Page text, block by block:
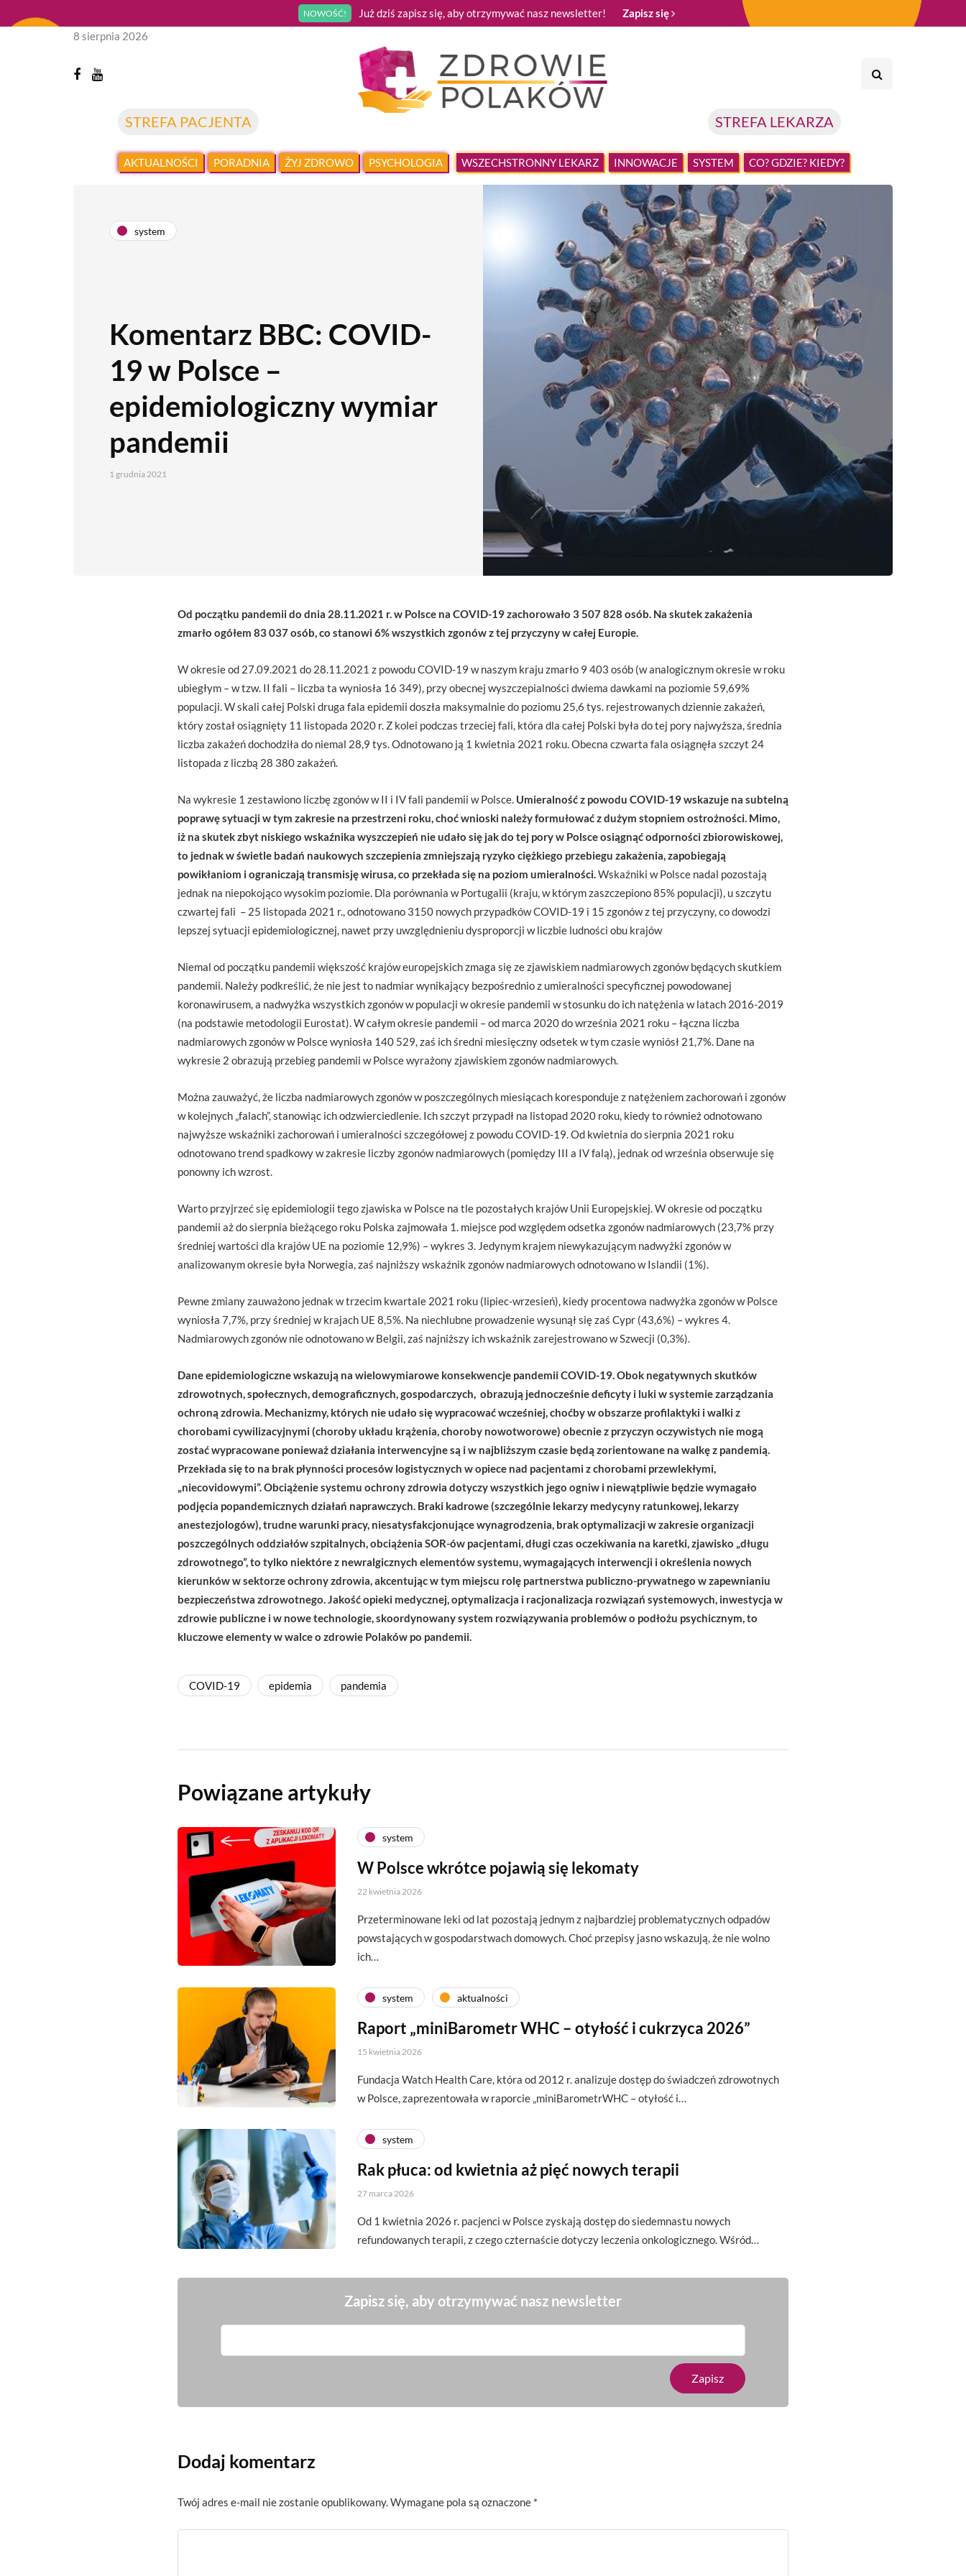
NOWOŚĆ! Już dziś zapisz się, aby otrzymywać nasz newsletter! Zapisz się
STREFA PACJENTA STREFA LEKARZA
8 sierpnia 2026
AKTUALNOŚCI PORADNIA ŻYJ ZDROWO PSYCHOLOGIA WSZECHSTRONNY LEKARZ INNOWACJE SYSTEM CO? GDZIE? KIEDY?
system
Komentarz BBC: COVID-
19 w Polsce –
epidemiologiczny wymiar
pandemii
1 grudnia 2021
Od początku pandemii do dnia 28.11.2021 r. w Polsce na COVID-19 zachorowało 3 507 828 osób. Na skutek zakażenia
zmarło ogółem 83 037 osób, co stanowi 6% wszystkich zgonów z tej przyczyny w całej Europie.
W okresie od 27.09.2021 do 28.11.2021 z powodu COVID-19 w naszym kraju zmarło 9 403 osób (w analogicznym okresie w roku
ubiegłym – w tzw. II fali – liczba ta wyniosła 16 349), przy obecnej wyszczepialności dwiema dawkami na poziomie 59,69%
populacji. W skali całej Polski druga fala epidemii doszła maksymalnie do poziomu 25,6 tys. rejestrowanych dziennie zakażeń,
który został osiągnięty 11 listopada 2020 r. Z kolei podczas trzeciej fali, która dla całej Polski była do tej pory najwyższa, średnia
liczba zakażeń dochodziła do niemal 28,9 tys. Odnotowano ją 1 kwietnia 2021 roku. Obecna czwarta fala osiągnęła szczyt 24
listopada z liczbą 28 380 zakażeń.
Na wykresie 1 zestawiono liczbę zgonów w II i IV fali pandemii w Polsce. Umieralność z powodu COVID-19 wskazuje na subtelną
poprawę sytuacji w tym zakresie na przestrzeni roku, choć wnioski należy formułować z dużym stopniem ostrożności. Mimo,
iż na skutek zbyt niskiego wskaźnika wyszczepień nie udało się jak do tej pory w Polsce osiągnąć odporności zbiorowiskowej,
to jednak w świetle badań naukowych szczepienia zmniejszają ryzyko ciężkiego przebiegu zakażenia, zapobiegają
powikłaniom i ograniczają transmisję wirusa, co przekłada się na poziom umieralności.Wskaźniki w Polsce nadal pozostają
jednak na niepokojąco wysokim poziomie. Dla porównania w Portugalii (kraju, w którym zaszczepiono 85% populacji), u szczytu
czwartej fali – 25 listopada 2021 r., odnotowano 3150 nowych przypadków COVID-19 i 15 zgonów z tej przyczyny, co dowodzi
lepszej sytuacji epidemiologicznej, nawet przy uwzględnieniu dysproporcji w liczbie ludności obu krajów
Niemal od początku pandemii większość krajów europejskich zmaga się ze zjawiskiem nadmiarowych zgonów będących skutkiem
pandemii. Należy podkreślić, że nie jest to nadmiar wynikający bezpośrednio z umieralności specyficznej powodowanej
koronawirusem, a nadwyżka wszystkich zgonów w populacji w okresie pandemii w stosunku do ich natężenia w latach 2016-2019
(na podstawie metodologii Eurostat). W całym okresie pandemii – od marca 2020 do września 2021 roku – łączna liczba
nadmiarowych zgonów w Polsce wyniosła 140 529, zaś ich średni miesięczny odsetek w tym czasie wyniósł 21,7%. Dane na
wykresie 2 obrazują przebieg pandemii w Polsce wyrażony zjawiskiem zgonów nadmiarowych.
Można zauważyć, że liczba nadmiarowych zgonów w poszczególnych miesiącach koresponduje z natężeniem zachorowań i zgonów
w kolejnych „falach”, stanowiąc ich odzwierciedlenie. Ich szczyt przypadł na listopad 2020 roku, kiedy to również odnotowano
najwyższe wskaźniki zachorowań i umieralności szczegółowej z powodu COVID-19. Od kwietnia do sierpnia 2021 roku
odnotowano trend spadkowy w zakresie liczby zgonów nadmiarowych (pomiędzy III a IV falą), jednak od września obserwuje się
ponowny ich wzrost.
Warto przyjrzeć się epidemiologii tego zjawiska w Polsce na tle pozostałych krajów Unii Europejskiej. W okresie od początku
pandemii aż do sierpnia bieżącego roku Polska zajmowała 1. miejsce pod względem odsetka zgonów nadmiarowych (23,7% przy
średniej wartości dla krajów UE na poziomie 12,9%) – wykres 3. Jedynym krajem niewykazującym nadwyżki zgonów w
analizowanym okresie była Norwegia, zaś najniższy wskaźnik zgonów nadmiarowych odnotowano w Islandii (1%).
Pewne zmiany zauważono jednak w trzecim kwartale 2021 roku (lipiec-wrzesień), kiedy procentowa nadwyżka zgonów w Polsce
wyniosła 7,7%, przy średniej w krajach UE 8,5%. Na niechlubne prowadzenie wysunął się zaś Cypr (43,6%) – wykres 4.
Nadmiarowych zgonów nie odnotowano w Belgii, zaś najniższy ich wskaźnik zarejestrowano w Szwecji (0,3%).
Dane epidemiologiczne wskazują na wielowymiarowe konsekwencje pandemii COVID-19. Obok negatywnych skutków
zdrowotnych, społecznych, demograficznych, gospodarczych, obrazują jednocześnie deficyty i luki w systemie zarządzania
ochroną zdrowia. Mechanizmy, których nie udało się wypracować wcześniej, choćby w obszarze profilaktyki i walki z
chorobami cywilizacyjnymi (choroby układu krążenia, choroby nowotworowe) obecnie z przyczyn oczywistych nie mogą
zostać wypracowane ponieważ działania interwencyjne są i w najbliższym czasie będą zorientowane na walkę z pandemią.
Przekłada się to na brak płynności procesów logistycznych w opiece nad pacjentami z chorobami przewlekłymi,
„niecovidowymi”. Obciążenie systemu ochrony zdrowia dotyczy wszystkich jego ogniw i niewątpliwie będzie wymagało
podjęcia popandemicznych działań naprawczych. Braki kadrowe (szczególnie lekarzy medycyny ratunkowej, lekarzy
anestezjologów), trudne warunki pracy, niesatysfakcjonujące wynagrodzenia, brak optymalizacji w zakresie organizacji
poszczególnych oddziałów szpitalnych, obciążenia SOR-ów pacjentami, długi czas oczekiwania na karetki, zjawisko „długu
zdrowotnego”, to tylko niektóre z newralgicznych elementów systemu, wymagających interwencji i określenia nowych
kierunków w sektorze ochrony zdrowia, akcentując w tym miejscu rolę partnerstwa publiczno-prywatnego w zapewnianiu
bezpieczeństwa zdrowotnego. Jakość opieki medycznej, optymalizacja i racjonalizacja rozwiązań systemowych, inwestycja w
zdrowie publiczne i w nowe technologie, skoordynowany system rozwiązywania problemów o podłożu psychicznym, to
kluczowe elementy w walce o zdrowie Polaków po pandemii.
COVID-19 epidemia pandemia
Powiązane artykuły
system
W Polsce wkrótce pojawią się lekomaty
22 kwietnia 2026
Przeterminowane leki od lat pozostają jednym z najbardziej problematycznych odpadów
powstających w gospodarstwach domowych. Choć przepisy jasno wskazują, że nie wolno
ich…
system aktualności
Raport „miniBarometr WHC – otyłość i cukrzyca 2026”
15 kwietnia 2026
Fundacja Watch Health Care, która od 2012 r. analizuje dostęp do świadczeń zdrowotnych
w Polsce, zaprezentowała w raporcie „miniBarometrWHC – otyłość i…
system
Rak płuca: od kwietnia aż pięć nowych terapii
27 marca 2026
Od 1 kwietnia 2026 r. pacjenci w Polsce zyskają dostęp do siedemnastu nowych
refundowanych terapii, z czego czternaście dotyczy leczenia onkologicznego. Wśród…
Zapisz się, aby otrzymywać nasz newsletter
Dodaj komentarz
Twój adres e-mail nie zostanie opublikowany.Wymagane pola są oznaczone *